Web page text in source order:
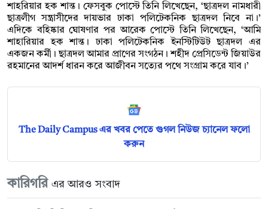
শাহরিয়ার হক শান্ত। ফেসবুক পোস্টে তিনি লিখেছেন, ‘ছাত্রদল নামধারী
ছাত্রলীগ সন্ত্রাসীদের দায়ভার ঢাকা পলিটেকনিক ছাত্রদল নিবে না।’
এদিকে বহিষ্কার ঘোষণার পর আরেক পোস্টে তিনি লিখেছেন, ‘আমি
শাহারিয়ার হক শান্ত। ঢাকা পলিটেকনিক ইনস্টিটিউট ছাত্রদল এর
একজন কর্মী। ছাত্রদল আমার প্রাণের সংগঠন। শহীদ প্রেসিডেন্ট জিয়াউর
রহমানের আদর্শ ধারন করে আজীবন সত্যের পথে সংগ্রাম করে যাব।’
The Daily Campus এর খবর পেতে গুগল নিউজ চ্যানেল ফলো
করুন
কারিগরি এর আরও সংবাদ